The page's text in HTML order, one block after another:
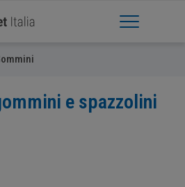
Apri Menu
e spazzolini